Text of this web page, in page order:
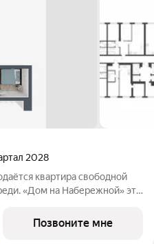
2028
квартира свободной
«Дом на Набережной» это
«Искусство строить».
Позвоните мне